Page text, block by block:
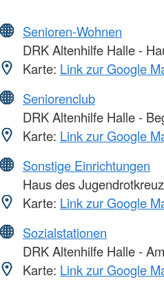
Senioren-Wohnen
DRK Altenhilfe Halle -
Karte: Link zur Google
Seniorenclub
DRK Altenhilfe Halle -
Karte: Link zur Google
Sonstige Einrichtungen
Haus des
Karte: Link zur Google
Sozialstationen
DRK Altenhilfe Halle -
Karte: Link zur Google